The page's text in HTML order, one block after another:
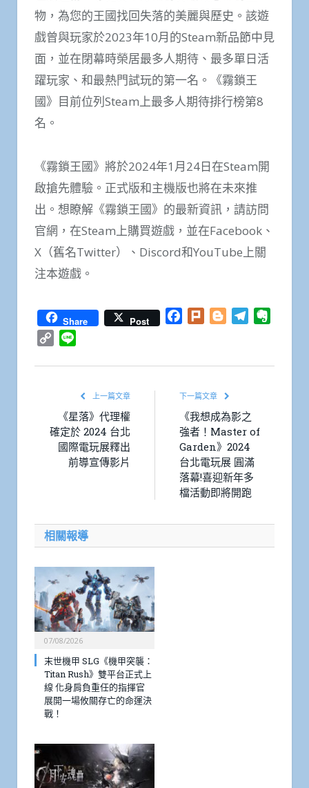
物，為您的王國找回失落的美麗與歷史。該遊
戲曾與玩家於2023年10月的Steam新品節中見
面，並在閉幕時榮居最多人期待、最多單日活
躍玩家、和最熱門試玩的第一名。《霧鎖王
國》目前位列Steam上最多人期待排行榜第8
名。
《霧鎖王國》將於2024年1月24日在Steam開
啟搶先體驗。正式版和主機版也將在未來推
出。想瞭解《霧鎖王國》的最新資訊，請訪問
官網，在Steam上購買遊戲，並在Facebook、
X（舊名Twitter）、Discord和YouTube上關
注本遊戲。
Share Post Facebook
Plurk BloggerTelegram
Copy
上一篇文章
《星落》代理權
確定於 2024 台北
國際電玩展釋出
前導宣傳影片
下一篇文章
《我想成為影之
強者！Master of
Garden》2024
台北電玩展 圓滿
落幕!喜迎新年多
檔活動即將開跑
相關報導
07/08/2026
末世機甲 SLG《機甲突襲：
Titan Rush》雙平台正式上
線 化身肩負重任的指揮官
展開一場攸關存亡的命運決
戰！